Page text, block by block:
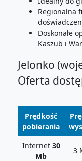
Regionalna
Doskonałe
Kaszub i
Jelonko
Oferta
Prędkość
pobierania
Internet 30
Mb
3